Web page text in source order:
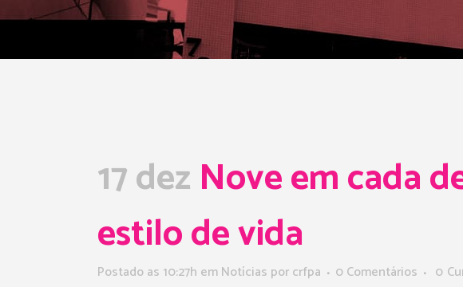
17 dez Nove em cada
estilo de vida
Postado as 10:27h emNotícias porcrfpa 0 Comentários 0